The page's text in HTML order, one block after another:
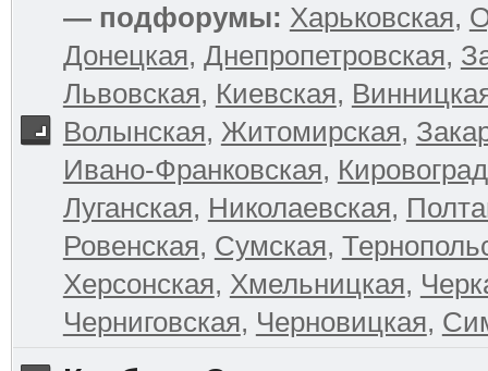
— подфорумы: Харьковская,
Донецкая, Днепропетровская,
Львовская, Киевская,
Волынская, Житомирская,
Ивано-Франковская,
Луганская, Николаевская,
Ровенская, Сумская,
Херсонская, Хмельницкая,
Черниговская, Черновицкая,